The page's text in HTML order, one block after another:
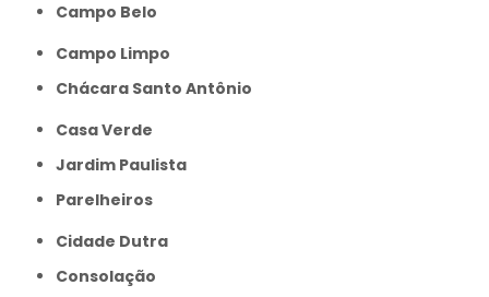
Campo Belo
Campo Limpo
Chácara Santo Antônio
Casa Verde
Jardim Paulista
Parelheiros
Cidade Dutra
Consolação